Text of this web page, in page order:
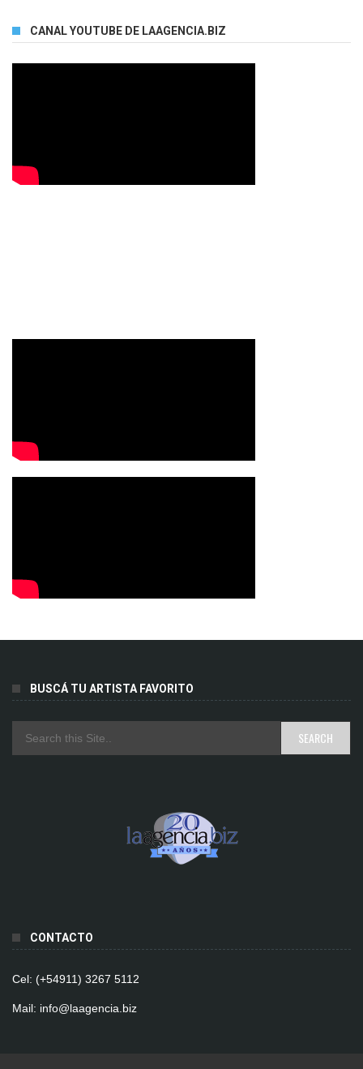
CANAL YOUTUBE DE LAAGENCIA.BIZ
BUSCÁ TU ARTISTA FAVORITO
CONTACTO
Cel: (+54911) 3267 5112
Mail: info@laagencia.biz